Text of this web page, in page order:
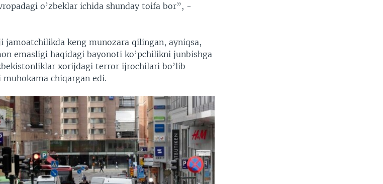
o’zbeklar ichida shunday toifa bor”, -
keng munozara qilingan, ayniqsa,
emasligi haqidagi bayonoti ko’pchilikni junbishga
xorijdagi terror ijrochilari bo’lib
chiqargan edi.